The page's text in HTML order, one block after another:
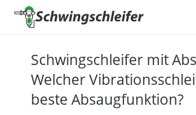
Schwingschleifer mit
Welcher
beste Absaugfunktion?